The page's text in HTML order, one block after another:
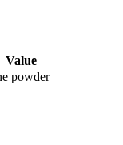
Value
powder